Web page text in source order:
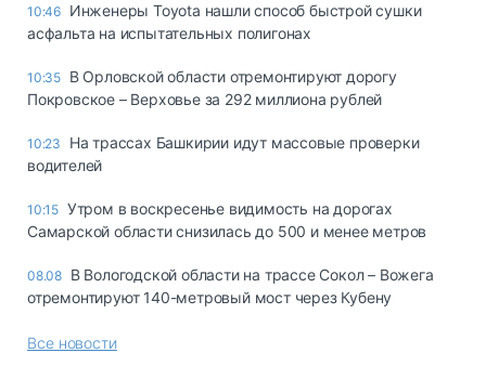
10:46 Инженеры Toyota нашли способ быстрой сушки
асфальта на испытательных полигонах
10:35 В Орловской области отремонтируют дорогу
Покровское – Верховье за 292 миллиона рублей
10:23
На трассах Башкирии идут массовые проверки
водителей
10:15 Утром в воскресенье видимость на дорогах
Самарской области снизилась до 500 и менее метров
08.08 В Вологодской области на трассе Сокол – Вожега
отремонтируют 140-метровый мост через Кубену
Все новости